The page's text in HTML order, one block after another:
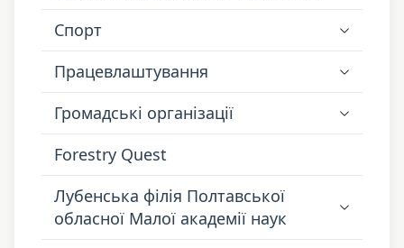
Спорт
Працевлаштування
Громадські організації
Forestry Quest
Лубенська філія Полтавської
обласної Малої академії наук